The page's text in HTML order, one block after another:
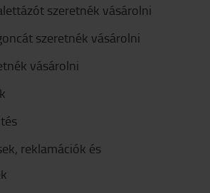
szeretnék vásárolni
szeretnék vásárolni
vásárolni
reklamációk és